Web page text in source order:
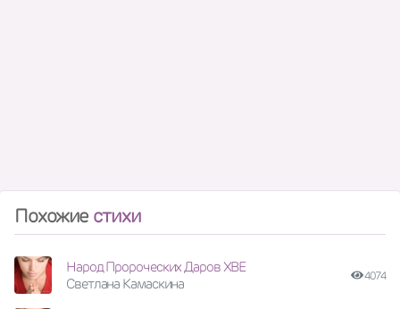
Похожие стихи
Народ Пророческих Даров ХВЕ
Светлана Камаскина
4074